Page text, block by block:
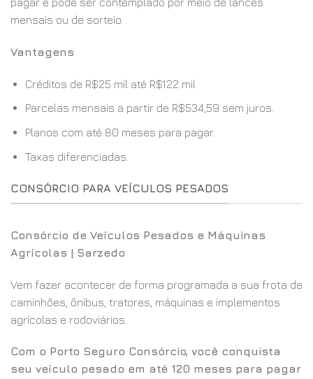
mensais ou de sorteio.
Vantagens
Créditos de R$25 mil até R$122 mil
Parcelas mensais a partir de R$534,59 sem juros.
Planos com até 80 meses para pagar.
Taxas diferenciadas.
CONSÓRCIO PARA VEÍCULOS PESADOS
Consórcio de Veículos Pesados e Máquinas
Agrícolas | Sarzedo
Vem fazer acontecer de forma programada a sua frota de
caminhões, ônibus, tratores, máquinas e implementos
agrícolas e rodoviários.
Com o Porto Seguro Consórcio, você conquista
seu veículo pesado em até 120 meses para pagar